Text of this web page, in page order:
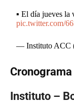
▪️ El día jueves la
pic.twitter.com/
— Instituto ACC
Instituto –